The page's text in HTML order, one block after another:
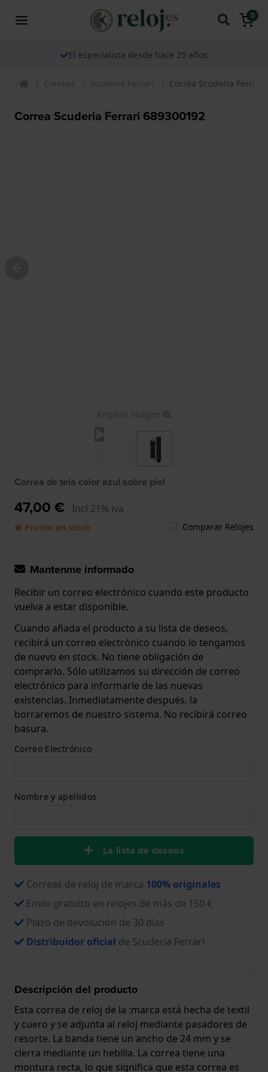
0
El especialista desde hace 25 años
Correas Scuderia Ferrari Correa Scuderia Ferrari
Correa Scuderia Ferrari 689300192
Ampliar imagen
Correa de tela color azul sobre piel
47,00 € Incl 21% iva
● Pronto en stock Comparar Relojes
Mantenme informado
Recibir un correo electrónico cuando este producto
vuelva a estar disponible.
Cuando añada el producto a su lista de deseos,
recibirá un correo electrónico cuando lo tengamos
de nuevo en stock. No tiene obligación de
comprarlo. Sólo utilizamos su dirección de correo
electrónico para informarle de las nuevas
existencias. Inmediatamente después, la
borraremos de nuestro sistema. No recibirá correo
basura.
Correo Electrónico
Nombre y apellidos
La lista de deseos
Correas de reloj de marca 100% originales
Envío gratuito en relojes de más de 150 €
Plazo de devolución de 30 días
Distribuidor oficial de Scuderia Ferrari
Descripción del producto
Esta correa de reloj de la :marca está hecha de textil
y cuero y se adjunta al reloj mediante pasadores de
resorte. La banda tiene un ancho de 24 mm y se
cierra mediante un hebilla. La correa tiene una
montura recta, lo que significa que esta correa es